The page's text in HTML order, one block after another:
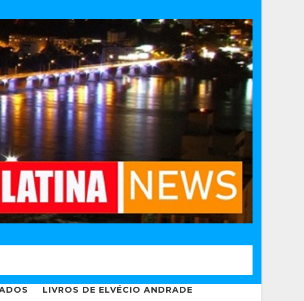
LIVROS DE ELVÉCIO ANDRADE